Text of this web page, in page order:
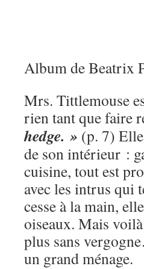
Album de Beatrix
Mrs. Tittlemouse
rien tant que faire
hedge. » (p. 7)
de son intérieur :
cuisine, tout est
avec les intrus qui
cesse à la main,
oiseaux. Mais
plus sans
un grand ménage.